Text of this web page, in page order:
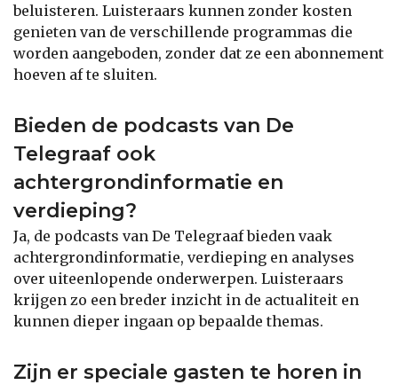
beluisteren. Luisteraars kunnen zonder kosten
genieten van de verschillende programmas die
worden aangeboden, zonder dat ze een abonnement
hoeven af te sluiten.
Bieden de podcasts van De
Telegraaf ook
achtergrondinformatie en
verdieping?
Ja, de podcasts van De Telegraaf bieden vaak
achtergrondinformatie, verdieping en analyses
over uiteenlopende onderwerpen. Luisteraars
krijgen zo een breder inzicht in de actualiteit en
kunnen dieper ingaan op bepaalde themas.
Zijn er speciale gasten te horen in